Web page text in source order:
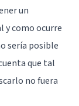
un
y como ocurre
sería posible
que tal
no fuera